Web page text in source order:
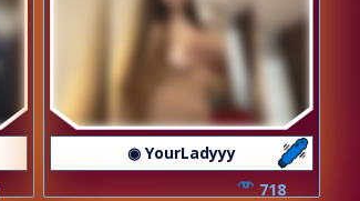
◉ YourLadyyy
718